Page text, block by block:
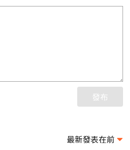
發布
最新發表在前